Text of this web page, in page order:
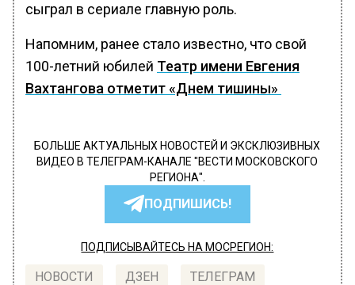
сыграл в сериале главную роль.
Напомним, ранее стало известно, что свой
100-летний юбилей Театр имени Евгения
Вахтангова отметит «Днем тишины»
БОЛЬШЕ АКТУАЛЬНЫХ НОВОСТЕЙ И ЭКСКЛЮЗИВНЫХ
ВИДЕО В ТЕЛЕГРАМ-КАНАЛЕ "ВЕСТИ МОСКОВСКОГО
РЕГИОНА".
ПОДПИШИСЬ!
ПОДПИСЫВАЙТЕСЬ НА МОСРЕГИОН:
НОВОСТИ ДЗЕН ТЕЛЕГРАМ